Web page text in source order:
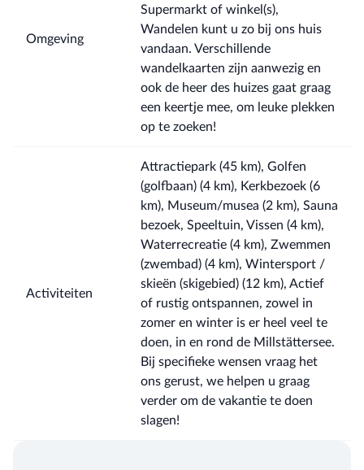
Omgeving
Supermarkt of winkel(s),
Wandelen kunt u zo bij ons huis
vandaan. Verschillende
wandelkaarten zijn aanwezig en
ook de heer des huizes gaat graag
een keertje mee, om leuke plekken
op te zoeken!
Activiteiten
Attractiepark (45 km), Golfen
(golfbaan) (4 km), Kerkbezoek (6
km), Museum/musea (2 km), Sauna
bezoek, Speeltuin, Vissen (4 km),
Waterrecreatie (4 km), Zwemmen
(zwembad) (4 km), Wintersport /
skieën (skigebied) (12 km), Actief
of rustig ontspannen, zowel in
zomer en winter is er heel veel te
doen, in en rond de Millstättersee.
Bij specifieke wensen vraag het
ons gerust, we helpen u graag
verder om de vakantie te doen
slagen!